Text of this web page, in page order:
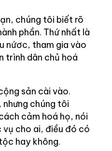
chúng tôi biết rõ
phần. Thứ nhất là
nứơc, tham gia vào
trình dân chủ hoá
sản cài vào.
chúng tôi
cảm hoá họ, nói
vụ cho ai, điều đó có
hay không.